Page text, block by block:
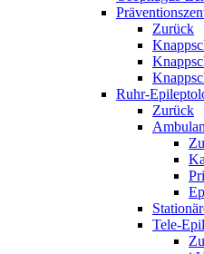
Zurück
Ruhr-
Zurück
Tele-